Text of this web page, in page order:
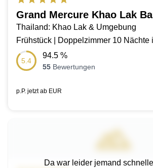
Grand Mercure Khao Lak
Thailand: Khao Lak & Umgebung
Frühstück | Doppelzimmer 10 Nächte
5.4
94.5 %
55 Bewertungen
p.P. jetzt ab EUR
Da war leider jemand